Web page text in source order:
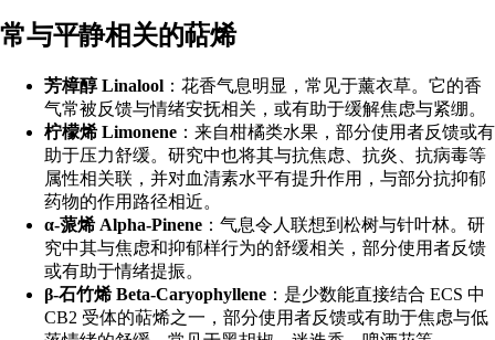
常与平静相关的萜烯
芳樟醇 Linalool ：花香气息明显，常见于薰衣草。它的香
气常被反馈与情绪安抚相关，或有助于缓解焦虑与紧绷。
柠檬烯 Limonene ：来自柑橘类水果，部分使用者反馈或有
助于压力舒缓。研究中也将其与抗焦虑、 抗炎 、抗病毒等
属性相关联，并对血清素水平有提升作用，与部分抗抑郁
药物的作用路径相近。
α-蒎烯 Alpha-Pinene ：气息令人联想到松树与针叶林。研
究中其与焦虑和抑郁样行为的舒缓相关 ，部分使用者反馈
或有助于情绪提振。
β-石竹烯 Beta-Caryophyllene ：是少数能直接结合 ECS 中
CB2 受体的萜烯之一，部分使用者反馈或有助于焦虑与低